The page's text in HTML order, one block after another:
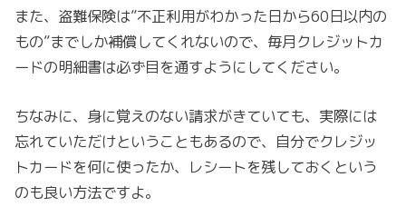
また、盗難保険は”不正利用がわかった日から60日以内の
もの”までしか補償してくれないので、毎月クレジットカ
ードの明細書は必ず目を通すようにしてください。
ちなみに、身に覚えのない請求がきていても、実際には
忘れていただけということもあるので、自分でクレジッ
トカードを何に使ったか、レシートを残しておくという
のも良い方法ですよ。